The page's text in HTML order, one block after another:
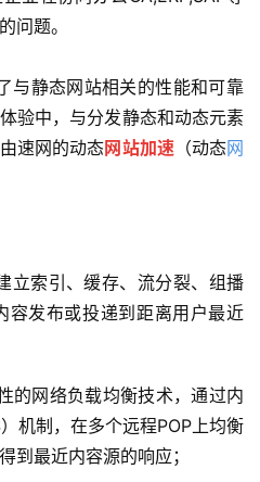
问题。
验中，与分发静态和动态元素
速网的动态网站加速（动态网
立索引、缓存、流分裂、组播
容发布或投递到距离用户最近
的网络负载均衡技术，通过内
机制，在多个远程POP上均衡
到最近内容源的响应；